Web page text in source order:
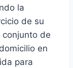
la
de su
conjunto de
en
para